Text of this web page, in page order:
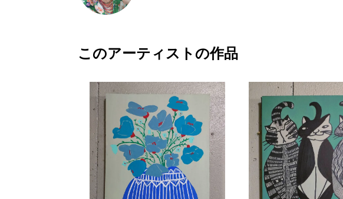
このアーティストの作品